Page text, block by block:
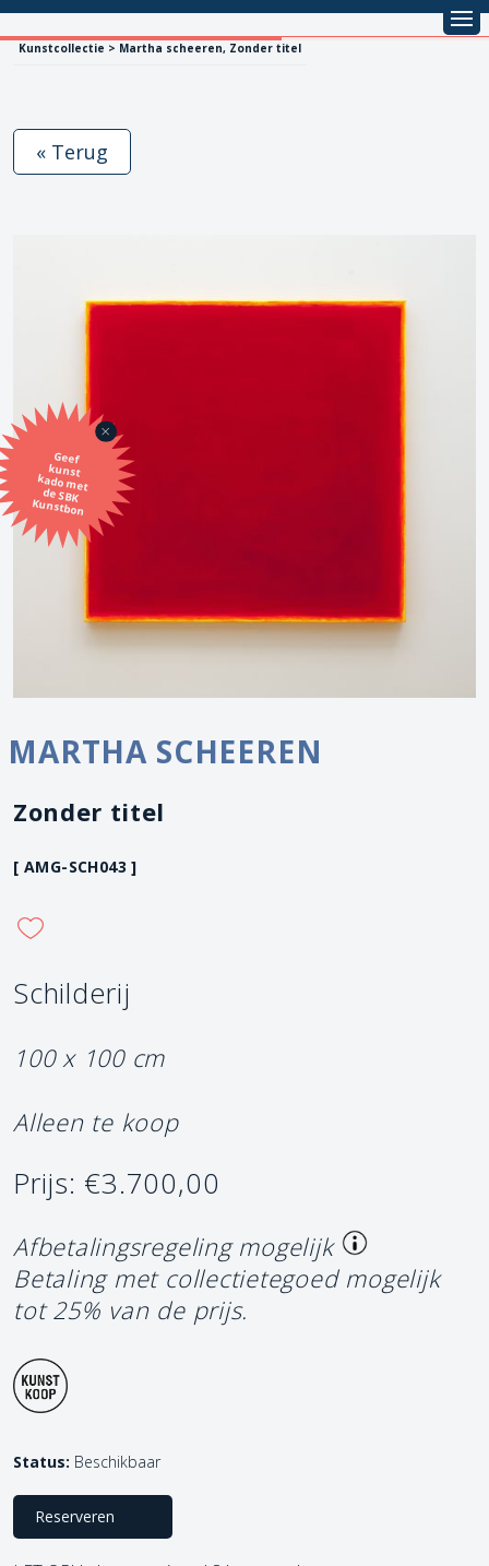
Kunstcollectie > Martha scheeren, Zonder titel
Geef
kunst
kado met
de SBK
Kunstbon
« Terug
MARTHA SCHEEREN
Zonder titel
[ AMG-SCH043 ]
Schilderij
100 x 100 cm
Alleen te koop
Prijs: €3.700,00
Afbetalingsregeling mogelijk
Betaling met collectietegoed mogelijk
tot 25% van de prijs.
Status: Beschikbaar
Reserveren